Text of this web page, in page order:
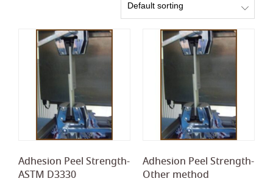
Adhesion Peel Strength-
ASTM D3330
Adhesion Peel Strength-
Other method